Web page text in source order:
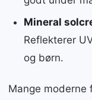
Mineral
Reflekterer
og børn.
Mange moderne